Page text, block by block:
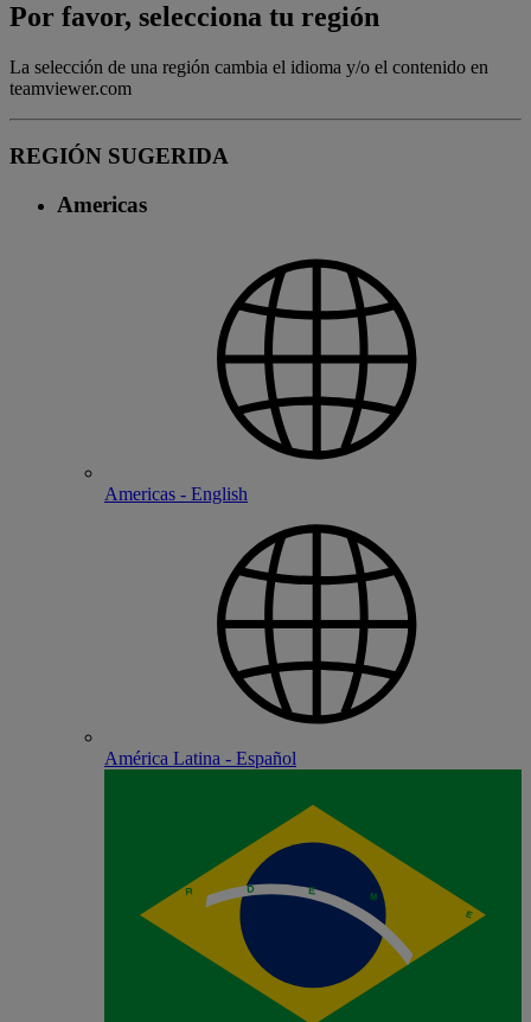
Por favor, selecciona tu región
La selección de una región cambia el idioma y/o el contenido en
teamviewer.com
REGIÓN SUGERIDA
Americas
Americas - English
América Latina - Español